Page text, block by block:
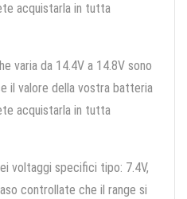
acquistarla in tutta
varia da 14.4V a 14.8V sono
il valore della vostra batteria
acquistarla in tutta
voltaggi specifici tipo: 7.4V,
controllate che il range si